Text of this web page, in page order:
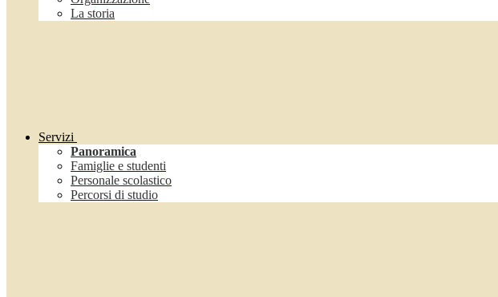
La storia
Servizi
Panoramica
Famiglie e studenti
Personale scolastico
Percorsi di studio